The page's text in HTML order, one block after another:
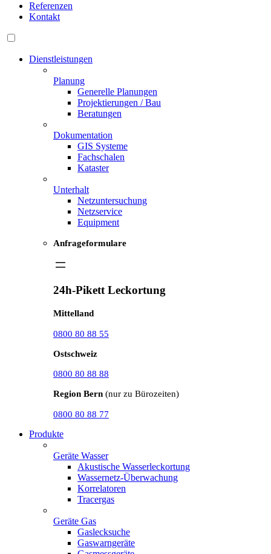
Referenzen
Kontakt
Dienstleistungen
Planung
Generelle Planungen
Projektierungen / Bau
Beratungen
Dokumentation
GIS Systeme
Fachschalen
Kataster
Unterhalt
Netzuntersuchung
Netzservice
Equipment
Anfrageformulare
24h-Pikett Leckortung
Mittelland
0800 80 88 55
Ostschweiz
0800 80 88 88
Region Bern (nur zu Bürozeiten)
0800 80 88 77
Produkte
Geräte Wasser
Akustische Wasserleckortung
Wassernetz-Überwachung
Korrelatoren
Tracergas
Geräte Gas
Gaslecksuche
Gaswarngeräte